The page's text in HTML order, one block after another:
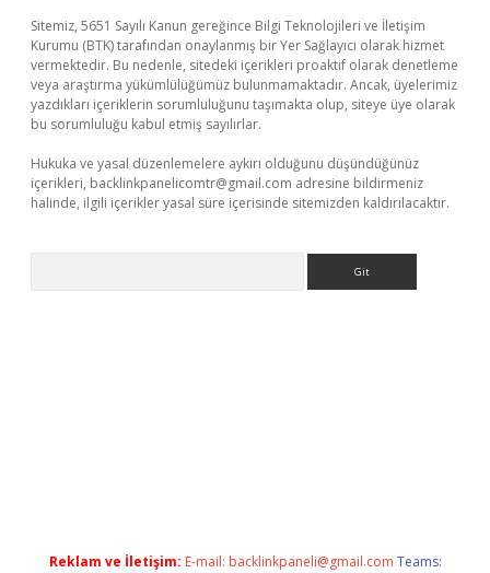
Sitemiz, 5651 Sayılı Kanun gereğince Bilgi Teknolojileri ve İletişim
Kurumu (BTK) tarafından onaylanmış bir Yer Sağlayıcı olarak hizmet
vermektedir. Bu nedenle, sitedeki içerikleri proaktif olarak denetleme
veya araştırma yükümlülüğümüz bulunmamaktadır. Ancak, üyelerimiz
yazdıkları içeriklerin sorumluluğunu taşımakta olup, siteye üye olarak
bu sorumluluğu kabul etmiş sayılırlar.
Hukuka ve yasal düzenlemelere aykırı olduğunu düşündüğünüz
içerikleri, backlinkpanelicomtr@gmail.com adresine bildirmeniz
halinde, ilgili içerikler yasal süre içerisinde sitemizden kaldırılacaktır.
Reklam ve İletişim: E-mail: backlinkpaneli@gmail.com Teams: